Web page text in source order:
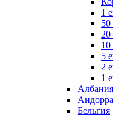
1
50
20
10
5
2
1
Албания
Андорра
Бельгия